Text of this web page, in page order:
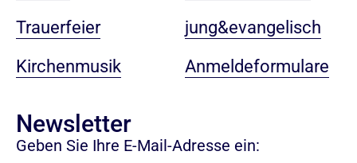
Trauerfeier
Kirchenmusik
jung&evangelisch
Anmeldeformulare
Newsletter
Geben Sie Ihre E-Mail-Adresse ein: